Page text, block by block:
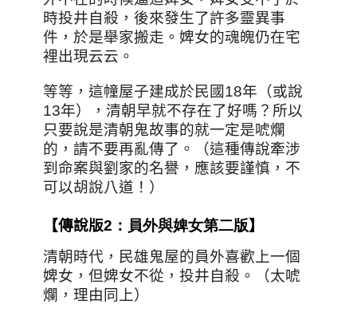
時投井自殺，後來發生了許多靈異事
件，於是舉家搬走。婢女的魂魄仍在宅
裡出現云云。
等等， 這幢屋子建成於民國18年（或說
13年），清朝早就不存在了好嗎？所以
只要說是清朝鬼故事的就一定是唬爛
的，請不要再亂傳了。
（這種傳說牽涉
到命案與劉家的名譽，應該要謹慎，不
可以胡說八道！）
【傳說版2 ：員外與婢女第二版】
清朝時代，民雄鬼屋的員外喜歡上一個
婢女，但婢女不從，投井自殺。（太唬
爛，理由同上）